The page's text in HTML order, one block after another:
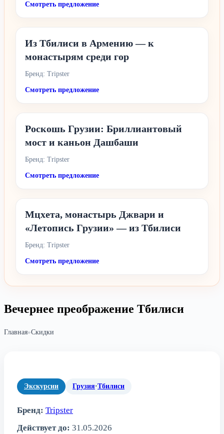
Смотреть предложение
Из Тбилиси в Армению — к
монастырям среди гор
Бренд: Tripster
Смотреть предложение
Роскошь Грузии: Бриллиантовый
мост и каньон Дашбаши
Бренд: Tripster
Смотреть предложение
Мцхета, монастырь Джвари и
«Летопись Грузии» — из Тбилиси
Бренд: Tripster
Смотреть предложение
Вечернее преображение Тбилиси
Главная»Скидки
Экскурсии Грузия·Тбилиси
Бренд: Tripster
Действует до: 31.05.2026